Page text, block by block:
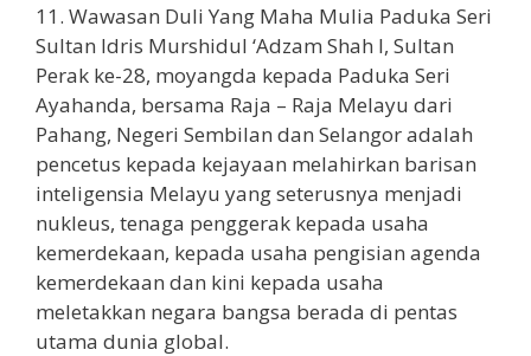
11. Wawasan Duli Yang Maha Mulia Paduka Seri
Sultan Idris Murshidul ‘Adzam Shah I, Sultan
Perak ke-28, moyangda kepada Paduka Seri
Ayahanda, bersama Raja – Raja Melayu dari
Pahang, Negeri Sembilan dan Selangor adalah
pencetus kepada kejayaan melahirkan barisan
inteligensia Melayu yang seterusnya menjadi
nukleus, tenaga penggerak kepada usaha
kemerdekaan, kepada usaha pengisian agenda
kemerdekaan dan kini kepada usaha
meletakkan negara bangsa berada di pentas
utama dunia global.